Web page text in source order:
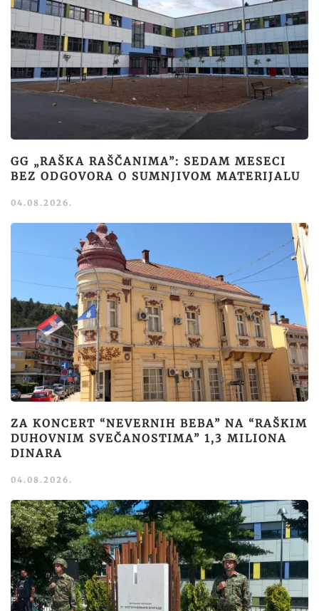
GG „RAŠKA RAŠČANIMA”: SEDAM MESECI
BEZ ODGOVORA O SUMNJIVOM MATERIJALU
04.08.2026.
ZA KONCERT “NEVERNIH BEBA” NA “RAŠKIM
DUHOVNIM SVEČANOSTIMA” 1,3 MILIONA
DINARA
04.08.2026.